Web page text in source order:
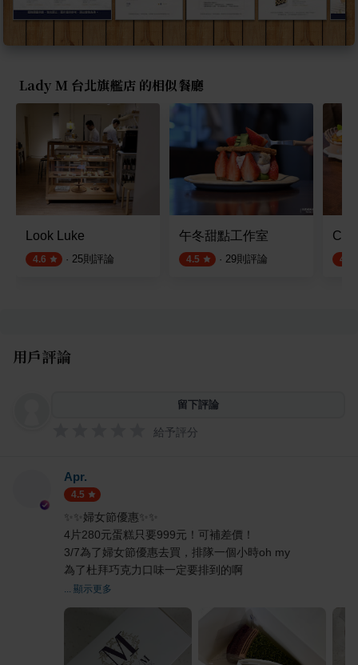
Lady M 台北旗艦店 的相似餐廳
Look Luke
4.6 · 25則評論
午冬甜點工作室
4.5 · 29則評論 4.8
用戶評論
留下評論
給予評分
Apr.
4.5
✨✨婦女節優惠✨✨
4片280元蛋糕只要999元！可補差價！
3/7為了婦女節優惠去買，排隊一個小時oh my
為了杜拜巧克力口味一定要排到的啊
... 顯示更多